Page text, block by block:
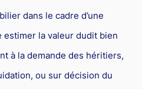
dans le cadre d’une
estimer la valeur dudit bien
à la demande des héritiers,
ou sur décision du